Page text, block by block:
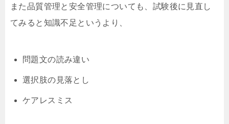
また品質管理と安全管理についても、試験後に見直し
てみると知識不足というより、
問題文の読み違い
選択肢の見落とし
ケアレスミス